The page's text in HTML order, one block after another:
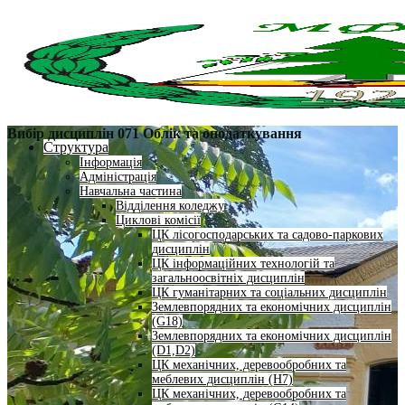
Структура
Інформація
Адміністрація
Навчальна частина
Відділення коледжу
Циклові комісії
ЦК лісогосподарських та садово-паркових
дисциплін
ЦК інформаційних технологій та
загальноосвітніх дисциплін
ЦК гуманітарних та соціальних дисциплін
Землевпорядних та економічних дисциплін
(G18)
Землевпорядних та економічних дисциплін
(D1,D2)
ЦК механічних, деревообробних та
меблевих дисциплін (H7)
ЦК механічних, деревообробних та
Вибір дисциплін 071 Облік та оподаткування